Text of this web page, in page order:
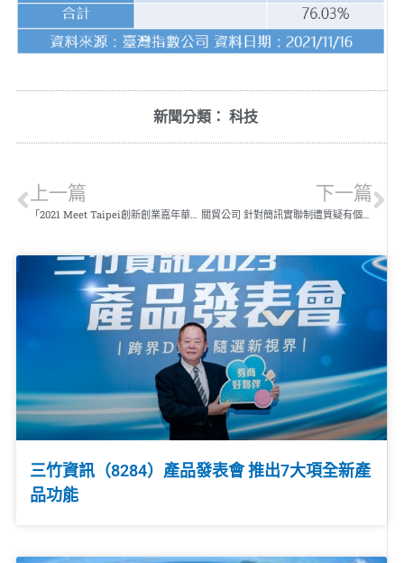
新聞分類： 科技
上一篇
「2021 Meet Taipei創新創業嘉年華」萬里遊科技公司啟動科技教育新里程碑
下一篇
關貿公司 針對簡訊實聯制遭質疑有個資外洩之不實報導澄清說明
三竹資訊（8284）產品發表會 推出7大項全新產
品功能